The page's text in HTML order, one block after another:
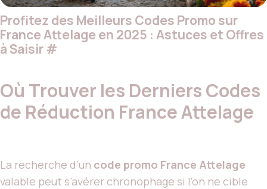
Profitez des Meilleurs Codes Promo sur
France Attelage en 2025 : Astuces et Offres
à Saisir#
Où Trouver les Derniers Codes
de Réduction France Attelage
La recherche d’un code promo France Attelage
valable peut s’avérer chronophage si l’on ne cible